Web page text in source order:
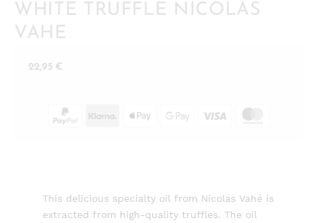
WHITE TRUFFLE NICOLAS
VAHE
22,95 €
This delicious specialty oil from Nicolas Vahé is
extracted from high-quality truffles. The oil